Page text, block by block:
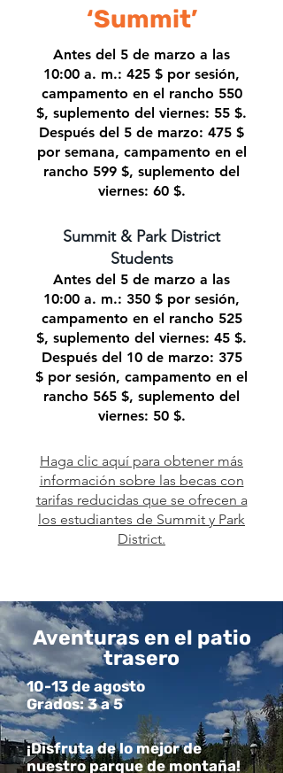
‘Summit’
Antes del 5 de marzo a las
10:00 a. m.: 425 $ por sesión,
campamento en el rancho 550
$, suplemento del viernes: 55 $.
Después del 5 de marzo: 475 $
por semana, campamento en el
rancho 599 $, suplemento del
viernes: 60 $.
Summit & Park District
Students
Antes del 5 de marzo a las
10:00 a. m.: 350 $ por sesión,
campamento en el rancho 525
$, suplemento del viernes: 45 $.
Después del 10 de marzo: 375
$ por sesión, campamento en el
rancho 565 $, suplemento del
viernes: 50 $.
Haga clic aquí para obtener más
información sobre las becas con
tarifas reducidas que se ofrecen a
los estudiantes de Summit y Park
District.
Aventuras en el patio
trasero
10-13 de agosto
Grados: 3 a 5
¡Disfruta de lo mejor de
nuestro parque de montaña!